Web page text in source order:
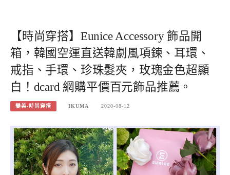
【時尚穿搭】Eunice Accessory 飾品開
箱，韓國空運直送韓劇風項鍊、耳環、
戒指、手環、珍珠髮夾，玫瑰金色超顯
白！dcard 網購平價百元飾品推薦。
變美-時尚穿搭 IKUMA 2020-08-12